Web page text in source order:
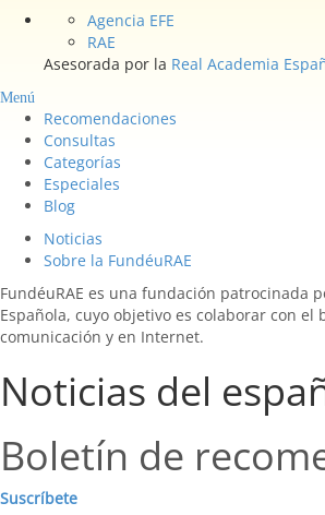
Agencia EFE
RAE
Asesorada por la Real Academia
Menú
Recomendaciones
Consultas
Categorías
Especiales
Blog
Noticias
Sobre la FundéuRAE
FundéuRAE es una fundación patrocinada
Española, cuyo objetivo es colaborar con
comunicación y en Internet.
Noticias del
Boletín de
Suscríbete